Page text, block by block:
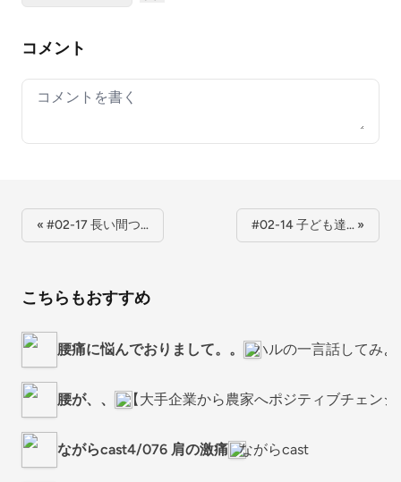
コメント
Your comment
« #02-17 長い間つ… #02-14 子ども達… »
こちらもおすすめ
腰痛に悩んでおりまして。。 ハルの一言話してみ
腰が、、 【大手企業から農家へポジティブチェン
ながらcast4/076 肩の激痛 ながらcast